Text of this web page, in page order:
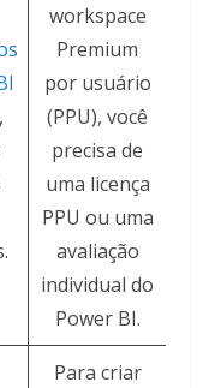
,
workspace
Premium
por usuário
(PPU), você
precisa de
uma licença
PPU ou uma
avaliação
individual do
Power BI.
Para criar